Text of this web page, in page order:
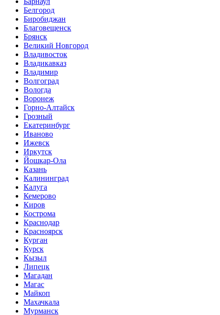
Белгород
Биробиджан
Благовещенск
Брянск
Великий Новгород
Владивосток
Владикавказ
Владимир
Волгоград
Вологда
Воронеж
Горно-Алтайск
Грозный
Екатеринбург
Иваново
Ижевск
Иркутск
Йошкар-Ола
Казань
Калининград
Калуга
Кемерово
Киров
Кострома
Краснодар
Красноярск
Курган
Курск
Кызыл
Липецк
Магадан
Магас
Майкоп
Махачкала
Мурманск